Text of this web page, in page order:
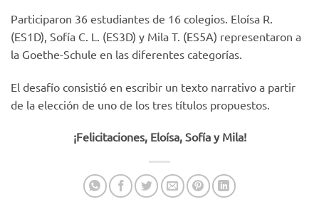
Participaron 36 estudiantes de 16 colegios. Eloísa R.
(ES1D), Sofía C. L. (ES3D) y Mila T. (ES5A) representaron a
la Goethe-Schule en las diferentes categorías.
El desafío consistió en escribir un texto narrativo a partir
de la elección de uno de los tres títulos propuestos.
¡Felicitaciones, Eloísa, Sofía y Mila!